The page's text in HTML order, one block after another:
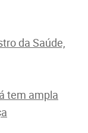
da Saúde,
tem ampla